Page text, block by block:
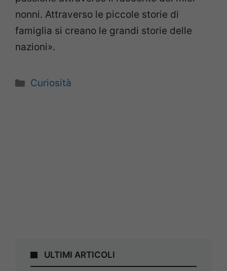
nonni. Attraverso le piccole storie di
famiglia si creano le grandi storie delle
nazioni».
Categorie
Curiosità
ULTIMI ARTICOLI